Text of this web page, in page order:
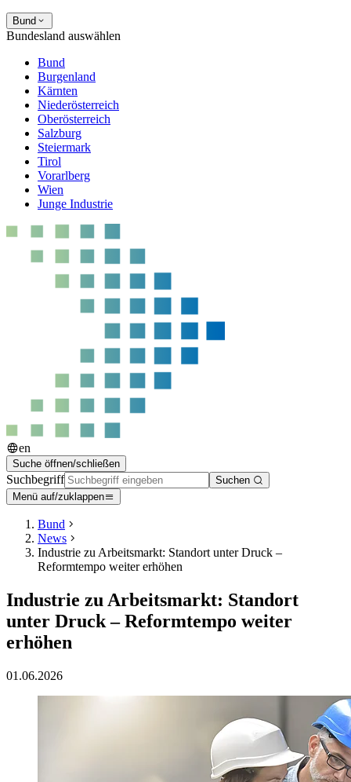
Bund
Bundesland auswählen
Bund
Burgenland
Kärnten
Niederösterreich
Oberösterreich
Salzburg
Steiermark
Tirol
Vorarlberg
Wien
Junge Industrie
en
Suche öffnen/schließen
Suchbegriff
Suchen
Menü auf/zuklappen
Bund
News
Industrie zu Arbeitsmarkt: Standort unter Druck –
Reformtempo weiter erhöhen
Industrie zu Arbeitsmarkt: Standort
unter Druck – Reformtempo weiter
erhöhen
01.06.2026